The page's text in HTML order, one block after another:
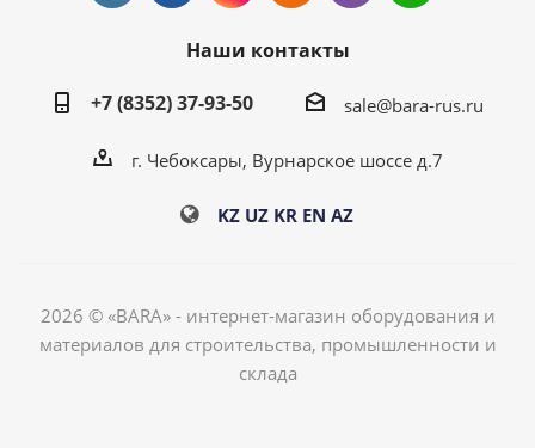
Наши контакты
+7 (8352) 37-93-50
sale@bara-rus.ru
г. Чебоксары, Вурнарское шоссе д.7
KZ UZ KR EN AZ
2026 © «BARA» - интернет-магазин оборудования и
материалов для строительства, промышленности и
склада